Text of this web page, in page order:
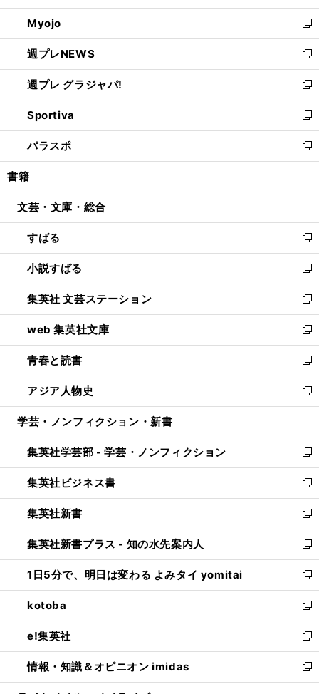
開
く
ウ
で
開
く
ン
ド
ウ
で
開
く
ウ
ィ
ン
ド
ウ
で
開
く
Myojo
新
し
い
ウ
ィ
ン
ド
ウ
で
開
週プレNEWS
新
し
い
ウ
ィ
ン
ド
ウ
開
週プレ グラジャパ!
新
し
い
ウ
ィ
ン
ウ
開
く
Sportiva
新
し
い
ウ
ン
ウ
で
開
く
パラスポ
新
し
ウ
ン
ド
ウ
で
開
く
書籍
文芸・文庫・総合
すばる
新
し
い
ウ
ィ
ン
ド
ウ
で
開
く
小説すばる
新
し
い
ウ
ィ
ン
ド
ウ
で
開
集英社 文芸ステーション
新
し
い
ウ
ィ
ン
ド
ウ
開
く
web 集英社文庫
新
し
い
ウ
ィ
ン
ウ
で
開
く
青春と読書
新
し
い
ウ
ン
ド
ウ
で
開
く
アジア人物史
新
し
ウ
ィ
ン
ド
ウ
で
開
く
学芸・ノンフィクション・新書
集英社学芸部 - 学芸・ノンフィクション
新
し
い
ウ
ィ
ン
ド
ウ
で
開
く
集英社ビジネス書
新
し
い
ウ
ィ
ン
ド
ウ
で
開
く
集英社新書
新
し
い
ウ
ィ
ン
ド
ウ
で
開
く
集英社新書プラス - 知の水先案内人
新
し
い
ウ
ィ
ン
ド
ウ
で
開
1日5分で、明日は変わる よみタイ yomitai
新
し
い
ウ
ィ
ン
ド
ウ
kotoba
新
し
い
ウ
ィ
ン
e!集英社
新
し
い
ウ
情報・知識＆オピニオン imidas
新
し